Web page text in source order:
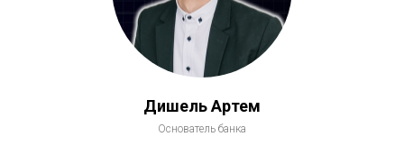
Дишель Артем
Основатель банка